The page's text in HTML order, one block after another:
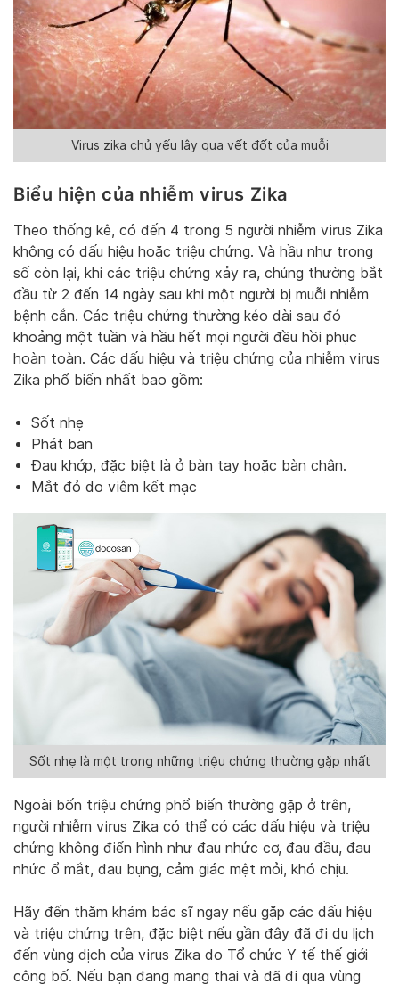
Virus zika chủ yếu lây qua vết đốt của muỗi
Biểu hiện của nhiễm virus Zika
Theo thống kê, có đến 4 trong 5 người nhiễm virus Zika
không có dấu hiệu hoặc triệu chứng. Và hầu như trong
số còn lại, khi các triệu chứng xảy ra, chúng thường bắt
đầu từ 2 đến 14 ngày sau khi một người bị muỗi nhiễm
bệnh cắn. Các triệu chứng thường kéo dài sau đó
khoảng một tuần và hầu hết mọi người đều hồi phục
hoàn toàn. Các dấu hiệu và triệu chứng của nhiễm virus
Zika phổ biến nhất bao gồm:
Sốt nhẹ
Phát ban
Đau khớp, đặc biệt là ở bàn tay hoặc bàn chân.
Mắt đỏ do viêm kết mạc
Sốt nhẹ là một trong những triệu chứng thường gặp nhất
Ngoài bốn triệu chứng phổ biến thường gặp ở trên,
người nhiễm virus Zika có thể có các dấu hiệu và triệu
chứng không điển hình như đau nhức cơ, đau đầu, đau
nhức ổ mắt, đau bụng, cảm giác mệt mỏi, khó chịu.
Hãy đến thăm khám bác sĩ ngay nếu gặp các dấu hiệu
và triệu chứng trên, đặc biệt nếu gần đây đã đi du lịch
đến vùng dịch của virus Zika do Tổ chức Y tế thế giới
công bố. Nếu bạn đang mang thai và đã đi qua vùng